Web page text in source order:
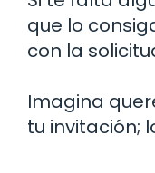
que lo
con la
Imagina
tu invitación;